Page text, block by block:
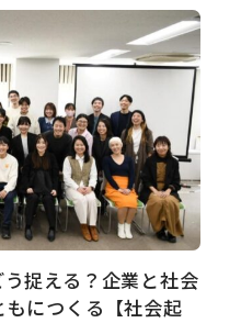
う捉える？企業と社会
につくる【社会起